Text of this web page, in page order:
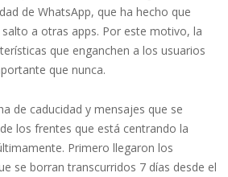
de WhatsApp, que ha hecho que
a otras apps. Por este motivo, la
que enganchen a los usuarios
que nunca.
de caducidad y mensajes que se
los frentes que está centrando la
Primero llegaron los
se borran transcurridos 7 días desde el